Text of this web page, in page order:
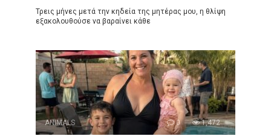
Τρεις μήνες μετά την κηδεία της μητέρας μου, η θλίψη
εξακολουθούσε να βαραίνει κάθε
ANIMALS 0 1,472